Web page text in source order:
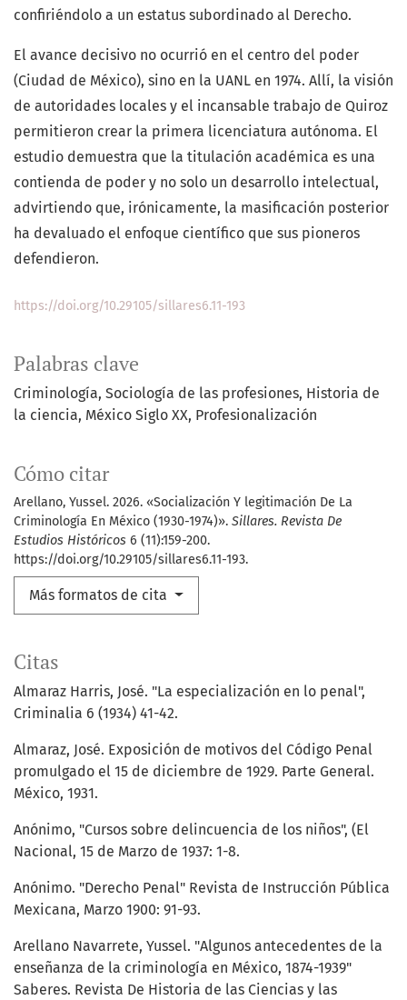
Palabras clave
Criminología Sociología de las profesiones Historia de
la ciencia México Siglo XX Profesionalización
Cómo citar
Arellano, Yussel. 2026. «Socialización Y legitimación De La
Criminología En México (1930-1974)». Sillares. Revista De
Estudios Históricos 6 (11):159-200.
https://doi.org/10.29105/sillares6.11-193.
Más formatos de cita
confiriéndolo a un estatus subordinado al Derecho.
El avance decisivo no ocurrió en el centro del poder
(Ciudad de México), sino en la UANL en 1974. Allí, la visión
de autoridades locales y el incansable trabajo de Quiroz
permitieron crear la primera licenciatura autónoma. El
estudio demuestra que la titulación académica es una
contienda de poder y no solo un desarrollo intelectual,
advirtiendo que, irónicamente, la masificación posterior
ha devaluado el enfoque científico que sus pioneros
defendieron.
https://doi.org/10.29105/sillares6.11-193
Citas
Almaraz Harris, José. "La especialización en lo penal",
Criminalia 6 (1934) 41-42.
Almaraz, José. Exposición de motivos del Código Penal
promulgado el 15 de diciembre de 1929. Parte General.
México, 1931.
Anónimo, "Cursos sobre delincuencia de los niños", (El
Nacional, 15 de Marzo de 1937: 1-8.
Anónimo. "Derecho Penal" Revista de Instrucción Pública
Mexicana, Marzo 1900: 91-93.
Arellano Navarrete, Yussel. "Algunos antecedentes de la
enseñanza de la criminología en México, 1874-1939"
Saberes. Revista De Historia de las Ciencias y las